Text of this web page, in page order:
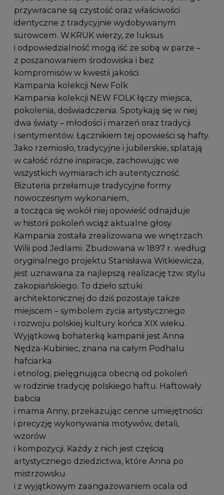
przywracane są czystość oraz właściwości
identyczne z tradycyjnie wydobywanym
surowcem. W.KRUK wierzy, że luksus
i odpowiedzialność mogą iść ze sobą w parze –
z poszanowaniem środowiska i bez
kompromisów w kwestii jakości.
Kampania kolekcji New Folk
Kampania kolekcji NEW FOLK łączy miejsca,
pokolenia, doświadczenia. Spotykają się w niej
dwa światy – młodości i marzeń oraz tradycji
i sentymentów. Łącznikiem tej opowieści są hafty.
Jako rzemiosło, tradycyjne i jubilerskie, splatają
w całość różne inspiracje, zachowując we
wszystkich wymiarach ich autentyczność.
Biżuteria przełamuje tradycyjne formy
nowoczesnym wykonaniem,
a tocząca się wokół niej opowieść odnajduje
w historii pokoleń wciąż aktualne głosy.
Kampania została zrealizowana we wnętrzach
Wilii pod Jedlami. Zbudowana w 1897 r. według
oryginalnego projektu Stanisława Witkiewicza,
jest uznawana za najlepszą realizację tzw. stylu
zakopiańskiego. To dzieło sztuki
architektonicznej do dziś pozostaje także
miejscem – symbolem życia artystycznego
i rozwoju polskiej kultury końca XIX wieku.
Wyjątkową bohaterką kampanii jest Anna
Nędza-Kubiniec, znana na całym Podhalu
hafciarka
i etnolog, pielęgnująca obecną od pokoleń
w rodzinie tradycję polskiego haftu. Haftowały
babcia
i mama Anny, przekazując cenne umiejętności
i precyzję wykonywania motywów, detali,
wzorów
i kompozycji. Każdy z nich jest częścią
artystycznego dziedzictwa, które Anna po
mistrzowsku
i z wyjątkowym zaangażowaniem ocala od